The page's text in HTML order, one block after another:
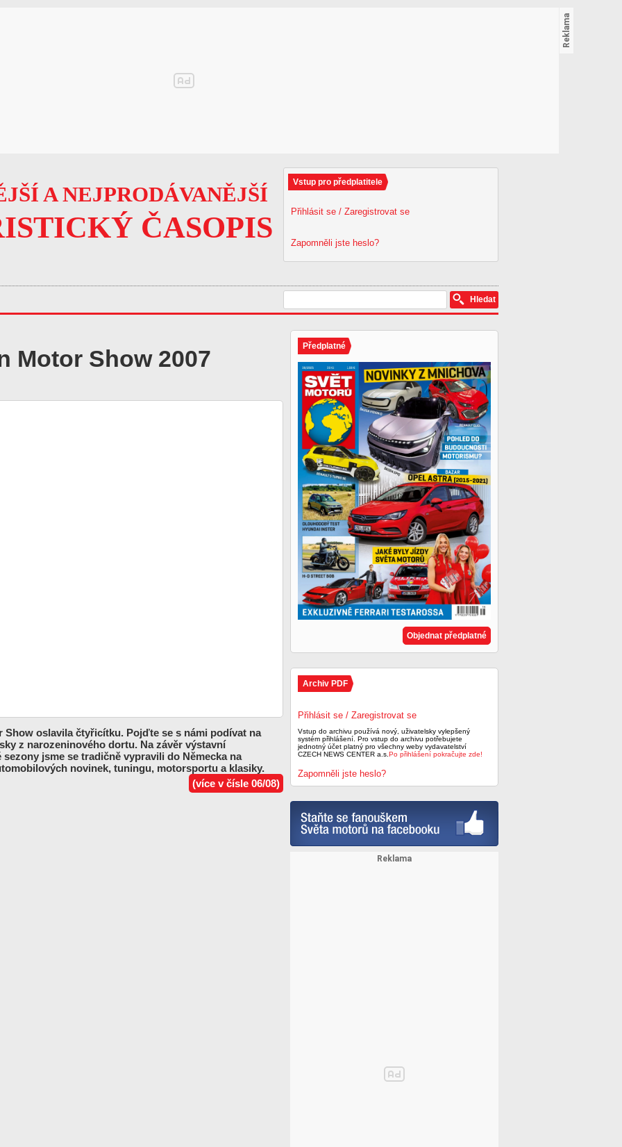
Vstup pro předplatitele
Přihlásit se / Zaregistrovat se
Zapomněli jste heslo?
A NEJPRODÁVANĚJŠÍ
ČASOPIS
Motor Show 2007
Show oslavila čtyřicítku. Pojďte se s námi podívat na
z narozeninového dortu. Na závěr výstavní
jsme se tradičně vypravili do Německa na
novinek, tuningu, motorsportu a klasiky.
(více v čísle 06/08)
Předplatné
Objednat předplatné
Archiv PDF
Přihlásit se / Zaregistrovat se
Vstup do archivu používá nový, uživatelsky vylepšený
systém přihlášení. Pro vstup do archivu potřebujete
jednotný účet platný pro všechny weby vydavatelství
CZECH NEWS CENTER a.s. Po přihlášení pokračujte zde!
Zapomněli jste heslo?